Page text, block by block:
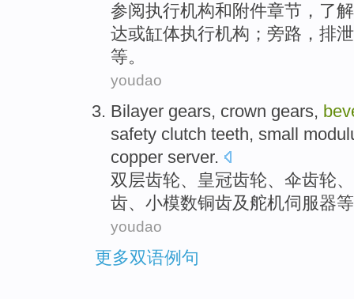
参阅执行机构和附件章节 ，了
达或缸体执行机构； 旁路 ， 排泄
等。
youdao
Bilayer gears, crown gears,
safety clutch teeth, small
copper server.
双层齿轮、 皇冠齿轮、 伞齿轮、
齿、 小模数铜齿及 舵机伺服器
youdao
更多双语例句